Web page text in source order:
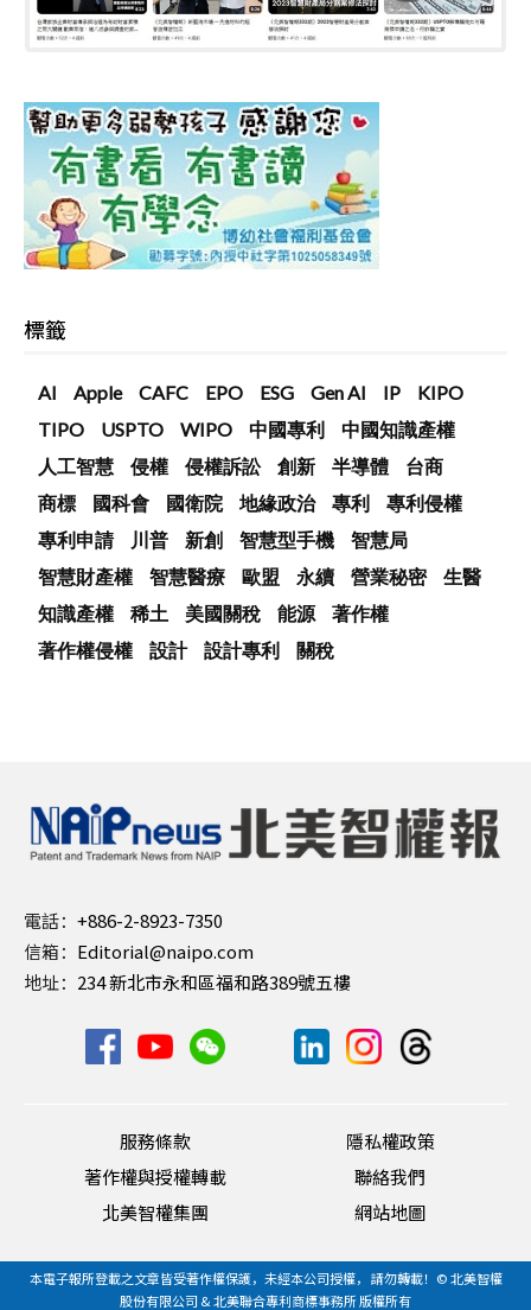
標籤
AI Apple CAFC EPO ESG Gen AI IP
KIPO
TIPO
USPTO WIPO 中國專利
中國知識產權
人工智慧
侵權 侵權訴訟 創新 半導體
台商
商標
國科會 國衛院 地緣政治 專利
專利侵權
專利申請
川普 新創 智慧型手機
智慧局
智慧財產權
智慧醫療 歐盟 永續 營業秘密
生醫
知識產權
稀土 美國關稅 能源
著作權
著作權侵權
設計 設計專利 關稅
電話： +886-2-8923-7350
信箱： Editorial@naipo.com
地址： 234 新北市永和區福和路389號五樓
服務條款
隱私權政策
著作權與授權轉載
聯絡我們
北美智權集團
網站地圖
本電子報所登載之文章皆受著作權保護，未經本公司授權， 請勿轉載！© 北美智權
股份有限公司 & 北美聯合專利商標事務所 版權所有